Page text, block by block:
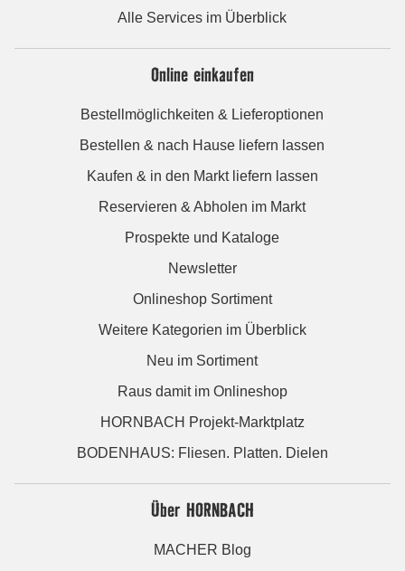
Alle Services im Überblick
Online einkaufen
Bestellmöglichkeiten & Lieferoptionen
Bestellen & nach Hause liefern lassen
Kaufen & in den Markt liefern lassen
Reservieren & Abholen im Markt
Prospekte und Kataloge
Newsletter
Onlineshop Sortiment
Weitere Kategorien im Überblick
Neu im Sortiment
Raus damit im Onlineshop
HORNBACH Projekt-Marktplatz
BODENHAUS: Fliesen. Platten. Dielen
Über HORNBACH
MACHER Blog